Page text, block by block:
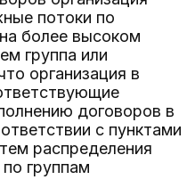
потоки по
более высоком
группа или
организация в
договоров в
с пунктами
распределения
группам